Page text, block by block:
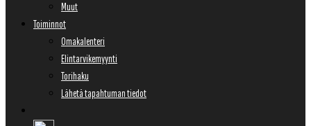
Muut
Toiminnot
Omakalenteri
Elintarvikemyynti
Torihaku
Lähetä tapahtuman tiedot